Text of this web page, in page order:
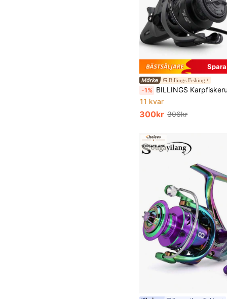
Billings Fishing
-1% BILLINGS Karpfiskerulle i 4000-7000-serien, maxmotstånd 10 kg, dubbelt bromssystem, omedelbar backspärr, metallspole
11 kvar
300kr 306kr